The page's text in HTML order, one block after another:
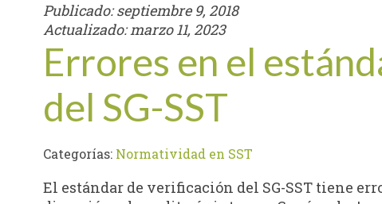
Publicado:septiembre 9, 2018
Actualizado:marzo 11, 2023
Errores en el
del SG-SST
Categorías: Normatividad en SST
El estándar de verificación del SG-SST tiene